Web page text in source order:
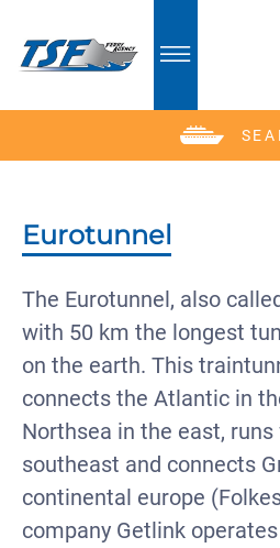
Eurotunnel
The Eurotunnel, also
with 50 km the longest
on the earth. This
connects the Atlantic in
Northsea in the east,
southeast and connects
continental europe
company Getlink